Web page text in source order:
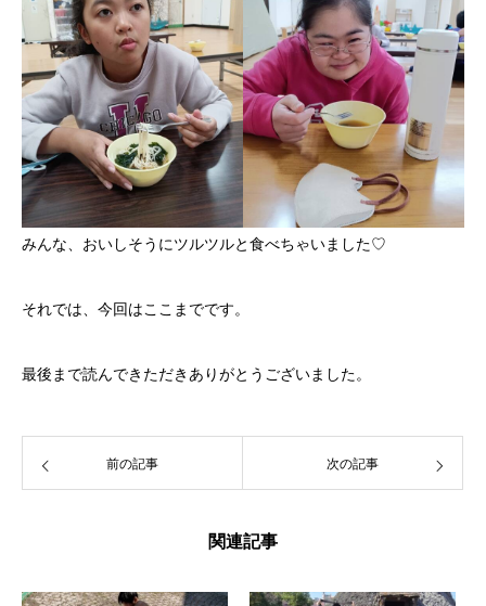
みんな、おいしそうにツルツルと食べちゃいました♡
それでは、今回はここまでです。
最後まで読んできただきありがとうございました。
前の記事 次の記事
関連記事